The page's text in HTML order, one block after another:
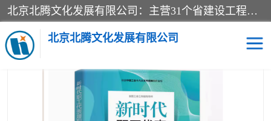
北京北腾文化发展有限公司：主营31个省建设工程预算书,工程预算软件,工程计价依据,工程造价定额,工程量清单计价定额,建设工程量消耗量定额,各行业工程预算定额,铁路定额,电力定额,矿山定额,*,黄金定额,钢铁企业检修定额,中石化安装检修定额,煤矿图书,医院书籍等.诚信的经营，在发展的同时公司不忘不断总结不断优化为客户的服务，和一如既往的热情赢得了新老客户的极高评价及青睐。
北京北腾文化发展有限公司
当前位置：首页>供应商机>标准图书> 2024年新时代职工代表履
职工作实务第五版
预算定额